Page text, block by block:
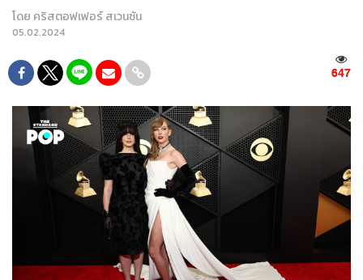
โดย คริสตอฟเฟอร์ สเวนซัน
05.02.2024
647